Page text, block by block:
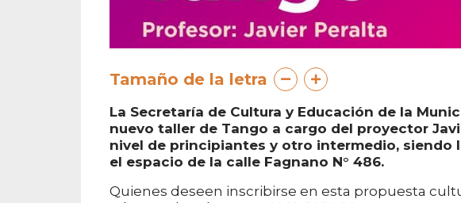
Tamaño de la letra
La Secretaría de Cultura y Educación de la
nuevo taller de Tango a cargo del proyector
nivel de principiantes y otro intermedio, siendo
el espacio de la calle Fagnano N° 486.
Quienes deseen inscribirse en esta propuesta